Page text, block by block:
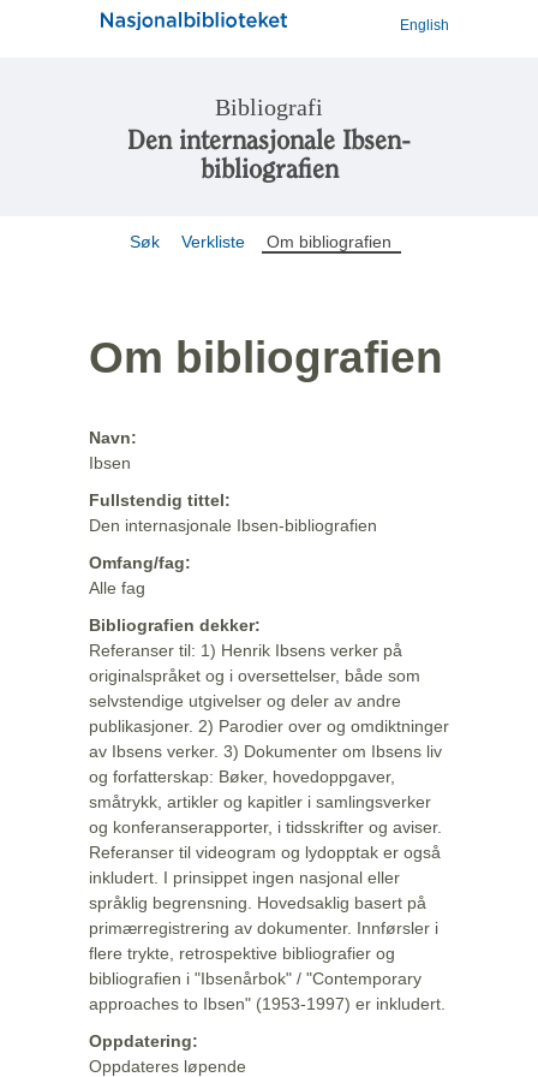
English
Bibliografi
Den internasjonale Ibsen-
bibliografien
Søk Verkliste Om bibliografien
Om bibliografien
Navn:
Ibsen
Fullstendig tittel:
Den internasjonale Ibsen-bibliografien
Omfang/fag:
Alle fag
Bibliografien dekker:
Referanser til: 1) Henrik Ibsens verker på
originalspråket og i oversettelser, både som
selvstendige utgivelser og deler av andre
publikasjoner. 2) Parodier over og omdiktninger
av Ibsens verker. 3) Dokumenter om Ibsens liv
og forfatterskap: Bøker, hovedoppgaver,
småtrykk, artikler og kapitler i samlingsverker
og konferanserapporter, i tidsskrifter og aviser.
Referanser til videogram og lydopptak er også
inkludert. I prinsippet ingen nasjonal eller
språklig begrensning. Hovedsaklig basert på
primærregistrering av dokumenter. Innførsler i
flere trykte, retrospektive bibliografier og
bibliografien i "Ibsenårbok" / "Contemporary
approaches to Ibsen" (1953-1997) er inkludert.
Oppdatering:
Oppdateres løpende